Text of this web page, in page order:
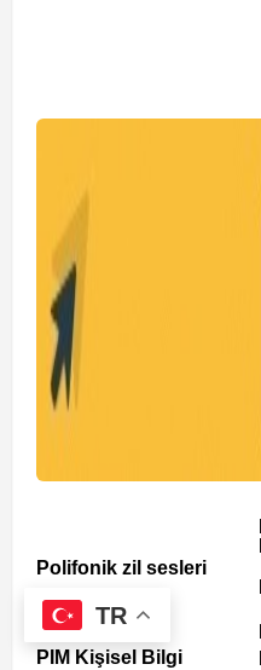
Polifonik zil sesleri
Piksel
PIM Kişisel Bilgi
TR